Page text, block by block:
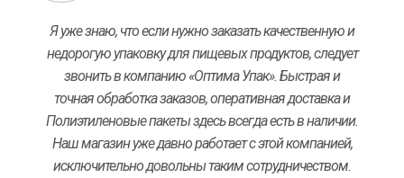
Я уже знаю, что если нужно заказать качественную и
недорогую упаковку для пищевых продуктов, следует
звонить в компанию «Оптима Упак». Быстрая и
точная обработка заказов, оперативная доставка и
Полиэтиленовые пакеты здесь всегда есть в наличии.
Наш магазин уже давно работает с этой компанией,
исключительно довольны таким сотрудничеством.